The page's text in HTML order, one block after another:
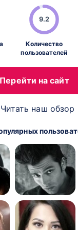
9.2
Количество
пользователей
Перейти на сайт
Читать наш обзор